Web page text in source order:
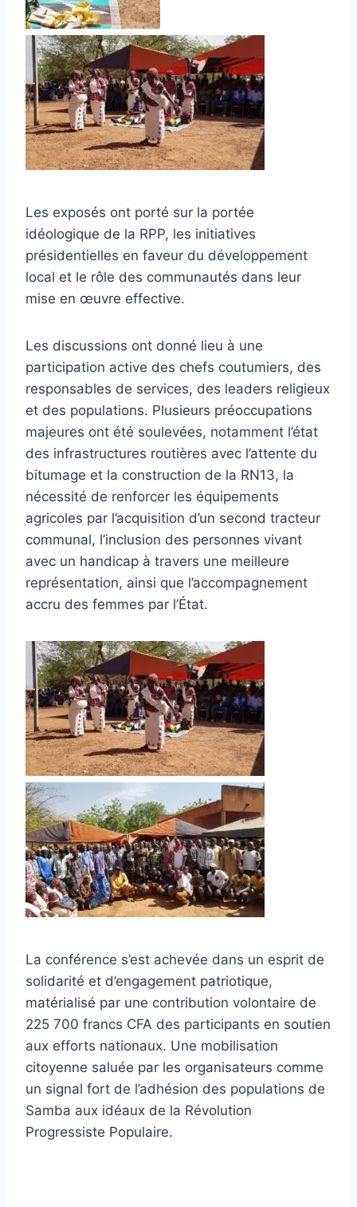
Les exposés ont porté sur la portée
idéologique de la RPP, les initiatives
présidentielles en faveur du développement
local et le rôle des communautés dans leur
mise en œuvre effective.
Les discussions ont donné lieu à une
participation active des chefs coutumiers, des
responsables de services, des leaders religieux
et des populations. Plusieurs préoccupations
majeures ont été soulevées, notamment l’état
des infrastructures routières avec l’attente du
bitumage et la construction de la RN13, la
nécessité de renforcer les équipements
agricoles par l’acquisition d’un second tracteur
communal, l’inclusion des personnes vivant
avec un handicap à travers une meilleure
représentation, ainsi que l’accompagnement
accru des femmes par l’État.
La conférence s’est achevée dans un esprit de
solidarité et d’engagement patriotique,
matérialisé par une contribution volontaire de
225 700 francs CFA des participants en soutien
aux efforts nationaux. Une mobilisation
citoyenne saluée par les organisateurs comme
un signal fort de l’adhésion des populations de
Samba aux idéaux de la Révolution
Progressiste Populaire.